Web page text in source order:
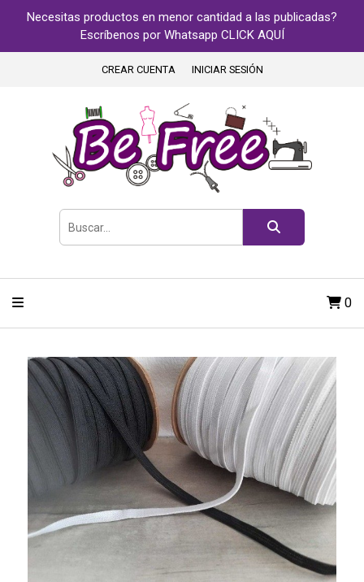
Necesitas productos en menor cantidad a las publicadas?
Escríbenos por Whatsapp CLICK AQUÍ
CREAR CUENTA INICIAR SESIÓN
0